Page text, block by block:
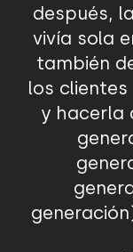
después,
vivía sola
también
los
y hacerla